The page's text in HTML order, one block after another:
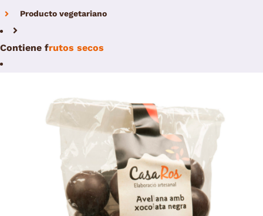
Producto vegetariano
Contiene frutos secos